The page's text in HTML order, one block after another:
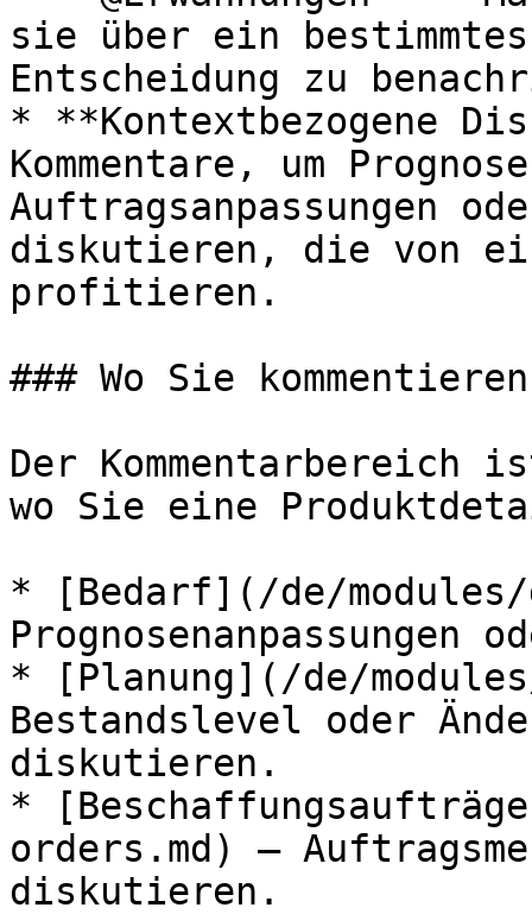
sie über ein
Entscheidung zu
* **Kontextbezogene
Kommentare, um
Auftragsanpassungen
diskutieren, die von
profitieren.
### Wo Sie
Der
wo Sie eine
* [Bedarf](/de/modules/
Prognosenanpassungen
* [Planung](/de/
Bestandslevel oder
diskutieren.
*
orders.md) —
diskutieren.